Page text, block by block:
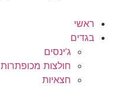
ראשי
בגדים
ג’ינסים
חולצות מכופתרות
חצאיות